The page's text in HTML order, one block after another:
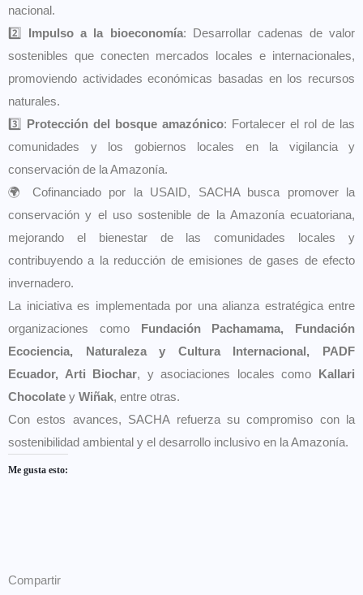
nacional.
2️⃣ Impulso a la bioeconomía: Desarrollar cadenas de valor
sostenibles que conecten mercados locales e internacionales,
promoviendo actividades económicas basadas en los recursos
naturales.
3️⃣ Protección del bosque amazónico: Fortalecer el rol de las
comunidades y los gobiernos locales en la vigilancia y
conservación de la Amazonía.
🌍 Cofinanciado por la USAID, SACHA busca promover la
conservación y el uso sostenible de la Amazonía ecuatoriana,
mejorando el bienestar de las comunidades locales y
contribuyendo a la reducción de emisiones de gases de efecto
invernadero.
La iniciativa es implementada por una alianza estratégica entre
organizaciones como Fundación Pachamama, Fundación
Ecociencia, Naturaleza y Cultura Internacional, PADF
Ecuador, Arti Biochar, y asociaciones locales como Kallari
Chocolate y Wiñak, entre otras.
Con estos avances, SACHA refuerza su compromiso con la
sostenibilidad ambiental y el desarrollo inclusivo en la Amazonía.
Me gusta esto:
Compartir